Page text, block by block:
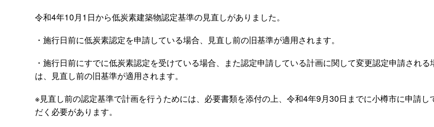
令和4年10月1日から低炭素建築物認定基準の見直しがありました。
・施行日前に低炭素認定を申請している場合、見直し前の旧基準が適用されます。
・施行日前にすでに低炭素認定を受けている場合、また認定申請している計画に関して変更認定申請される
は、見直し前の旧基準が適用されます。
※見直し前の認定基準で計画を行うためには、必要書類を添付の上、令和4年9月30日までに小樽市に申請し
だく必要があります。